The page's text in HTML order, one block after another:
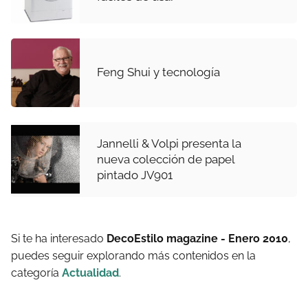
Feng Shui y tecnología
Jannelli & Volpi presenta la
nueva colección de papel
pintado JV901
Si te ha interesado DecoEstilo magazine - Enero 2010,
puedes seguir explorando más contenidos en la
categoría Actualidad.